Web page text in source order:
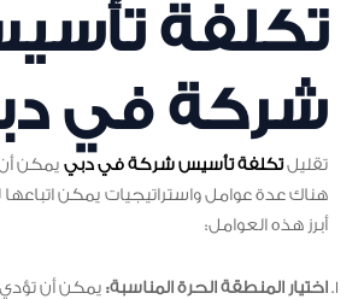
تكلفة
شركة في
تقليلتكلفة تأسيس شركة في دبي يمكن
هناك عدة عوامل واستراتيجيات يمكن
أبرز هذه العوامل:
اختيار المنطقة الحرة المناسبة: يمكن أن تؤدي